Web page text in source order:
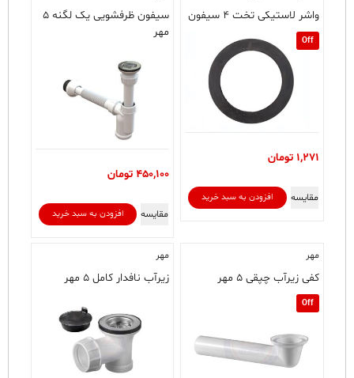
واشر لاستیکی تخت ۴ سیفون
Off
1,271 تومان
افزودن به سبد خرید مقایسه
سیفون ظرفشویی یک لگنه ۵
مهر
450,100 تومان
افزودن به سبد خرید مقایسه
مهر
کفی زیرآب چپقی ۵ مهر
Off
مهر
زیرآب نافدار کامل ۵ مهر